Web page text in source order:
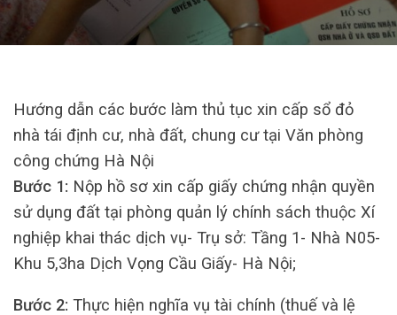
Hướng dẫn các bước làm thủ tục xin cấp sổ đỏ
nhà tái định cư, nhà đất, chung cư tại Văn phòng
công chứng Hà Nội
Bước 1: Nộp hồ sơ xin cấp giấy chứng nhận quyền
sử dụng đất tại phòng quản lý chính sách thuộc Xí
nghiệp khai thác dịch vụ- Trụ sở: Tầng 1- Nhà N05-
Khu 5,3ha Dịch Vọng Cầu Giấy- Hà Nội;
Bước 2: Thực hiện nghĩa vụ tài chính (thuế và lệ